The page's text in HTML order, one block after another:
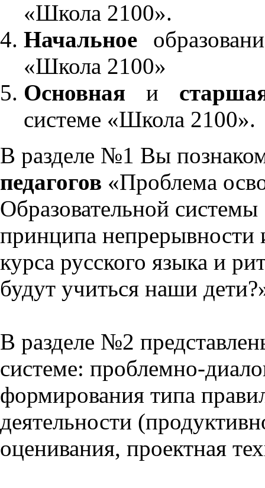
«Школа 2100».
Начальное
«Школа 2100»
Основнаяи
системе «Школа 2100».
В разделе №1 Вы
педагогов «Проблема
Образовательной
принципа непрерывности
курса русского языка и
будут учиться наши
В разделе №2
системе: проблемно-
формирования типа
деятельности
оценивания, проектная